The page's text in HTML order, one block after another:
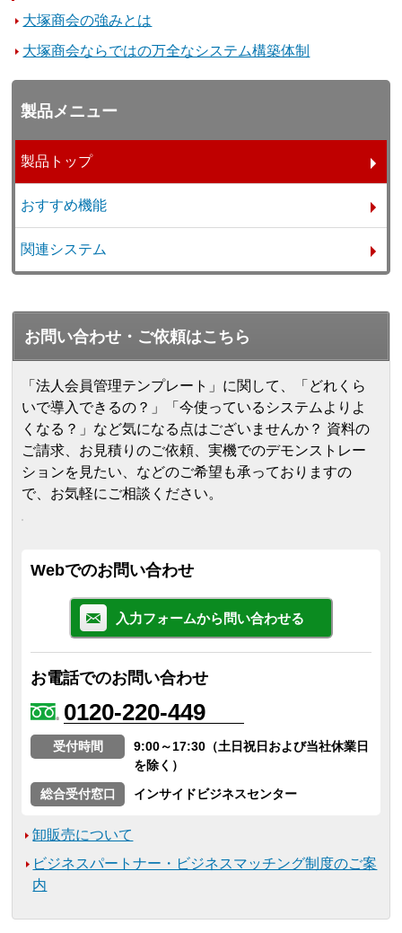
大塚商会の強みとは
大塚商会ならではの万全なシステム構築体制
製品メニュー
製品トップ
おすすめ機能
関連システム
お問い合わせ・ご依頼はこちら
「法人会員管理テンプレート」に関して、「どれくら
いで導入できるの？」「今使っているシステムよりよ
くなる？」など気になる点はございませんか？ 資料の
ご請求、お見積りのご依頼、実機でのデモンストレー
ションを見たい、などのご希望も承っておりますの
で、お気軽にご相談ください。
Webでのお問い合わせ
入力フォームから問い合わせる
お電話でのお問い合わせ
0120-220-449
受付時間
9:00～17:30（土日祝日および当社休業日
を除く）
総合受付窓口
インサイドビジネスセンター
卸販売について
ビジネスパートナー・ビジネスマッチング制度のご案
内